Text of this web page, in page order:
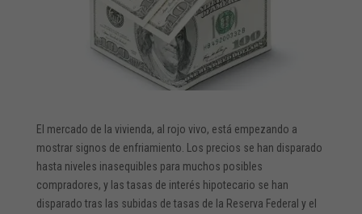
El mercado de la vivienda, al rojo vivo, está empezando a
mostrar signos de enfriamiento. Los precios se han disparado
hasta niveles inasequibles para muchos posibles
compradores, y las tasas de interés hipotecario se han
disparado tras las subidas de tasas de la Reserva Federal y el